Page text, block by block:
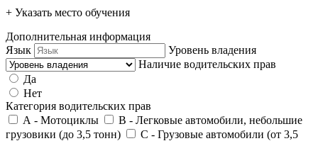
+ Указать место обучения
Дополнительная информация
Язык
Уровень владения
Наличие водительских прав
Да
Нет
Категория водительских прав
А - Мотоциклы
В - Легковые автомобили, небольшие
грузовики (до 3,5 тонн)
С - Грузовые автомобили (от 3,5